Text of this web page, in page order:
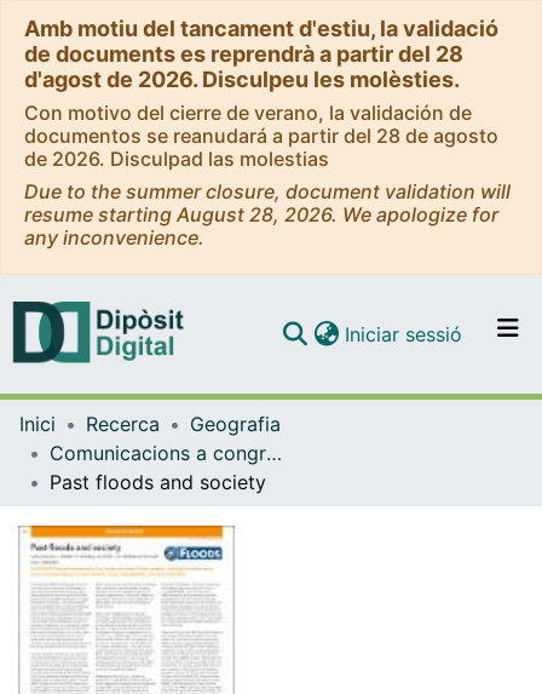
Amb motiu del tancament d'estiu, la validació
de documents es reprendrà a partir del 28
d'agost de 2026. Disculpeu les molèsties.
Con motivo del cierre de verano, la validación de
documentos se reanudará a partir del 28 de agosto
de 2026. Disculpad las molestias
Due to the summer closure, document validation will
resume starting August 28, 2026. We apologize for
any inconvenience.
Navega per tot el DD
Com publicar
Iniciar sessió (current)
Inici Recerca
Geografia
Comunicacions a congressos (Geografia)
Past floods and society